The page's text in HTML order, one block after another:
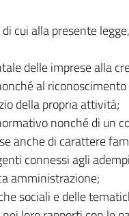
cui alla presente
delle imprese alla
al
della propria attività;
nonché di un
anche di carattere
connessi agli
amministrazione;
sociali e delle